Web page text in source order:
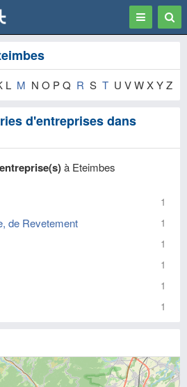
Toggle
L M N O P Q R S T U V W X Y Z
d'entreprises dans
à Eteimbes
1
de Revetement 1
1
1
1
1